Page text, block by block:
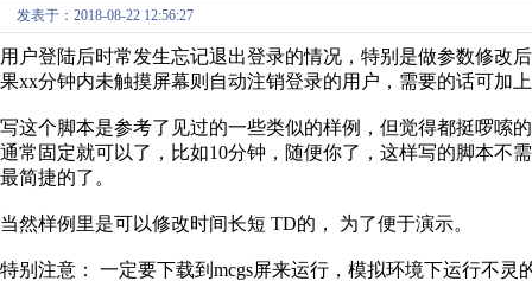
发表于：2018-08-22 12:56:27
用户登陆后时常发生忘记退出登录的情况，特别是做参数修改
果xx分钟内未触摸屏幕则自动注销登录的用户，需要的话可加
写这个脚本是参考了见过的一些类似的样例，但觉得都挺啰嗦
通常固定就可以了，比如10分钟，随便你了，这样写的脚本不
最简捷的了。
当然样例里是可以修改时间长短 TD的， 为了便于演示。
特别注意： 一定要下载到mcgs屏来运行，模拟环境下运行不灵